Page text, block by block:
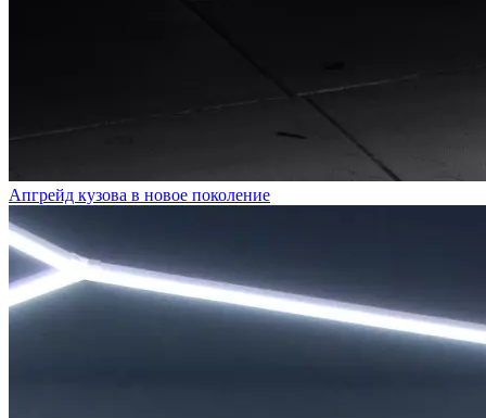
Апгрейд кузова в новое поколение